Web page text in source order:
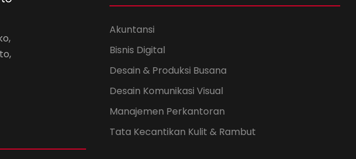
Akuntansi
Bisnis Digital
Desain & Produksi Busana
Desain Komunikasi Visual
Manajemen Perkantoran
Tata Kecantikan Kulit & Rambut